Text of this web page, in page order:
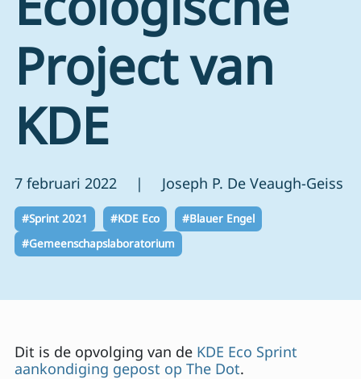
Project van
KDE
7 februari 2022 | Joseph P. De Veaugh-Geiss
#Sprint 2021 #KDE Eco
#Blauer Engel
#Gemeenschapslaboratorium
Dit is de opvolging van de KDE Eco Sprint
aankondiging gepost op The Dot.